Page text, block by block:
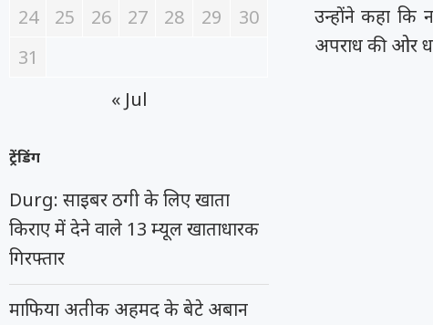
उन्होंने कहा कि
अपराध की ओर
24
25 26 27 28 29
30
31
« Jul
ट्रेंडिंग
Durg: साइबर ठगी के लिए खाता
किराए में देने वाले 13 म्यूल खाताधारक
गिरफ्तार
माफिया अतीक अहमद के बेटे अबान